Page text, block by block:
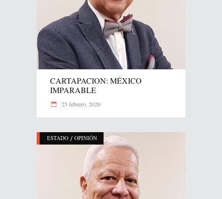
CARTAPACION: MÉXICO
IMPARABLE
25 febrero, 2026
ESTADO / OPINIÓN